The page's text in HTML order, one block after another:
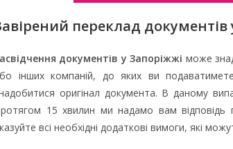
переклад документів
документів у Запоріжжі може
інших компаній, до яких ви
оригінал документа. В даному
15 хвилин ми надамо вам відповідь
всі необхідні додаткові вимоги, які